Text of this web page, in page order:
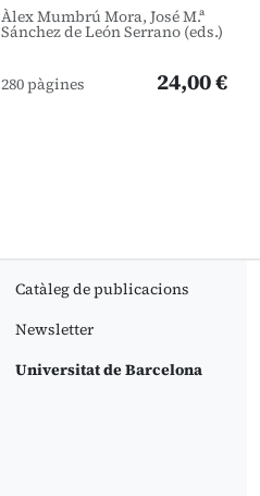
Àlex Mumbrú Mora, José M.ª
Sánchez de León Serrano (eds.)
280 pàgines 24,00 €
Catàleg de publicacions
Newsletter
Universitat de Barcelona